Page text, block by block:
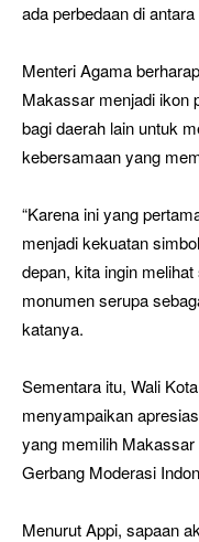
ada perbedaan di
Menteri Agama
Makassar menjadi ikon
bagi daerah lain untuk
kebersamaan yang
“Karena ini yang
menjadi kekuatan
depan, kita ingin
monumen serupa
katanya.
Sementara itu, Wali
menyampaikan
yang memilih
Gerbang Moderasi
Menurut Appi, sapaan